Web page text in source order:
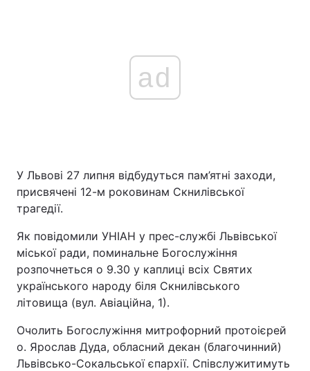
ad
У Львові 27 липня відбудуться пам’ятні заходи,
присвячені 12-м роковинам Скнилівської
трагедії.
Як повідомили УНІАН у прес-службі Львівської
міської ради, поминальне Богослужіння
розпочнеться о 9.30 у каплиці всіх Святих
українського народу біля Скнилівського
літовища (вул. Авіаційна, 1).
Очолить Богослужіння митрофорний протоієрей
о. Ярослав Дуда, обласний декан (благочинний)
Львівсько-Сокальської єпархії. Співслужитимуть